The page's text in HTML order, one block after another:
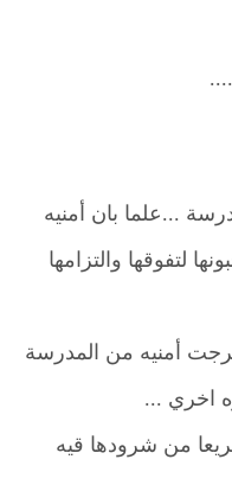
...علما بان أمنيه
لتفوقها والتزامها
أمنيه من المدرسة
اخري ...
من شرودها قيه